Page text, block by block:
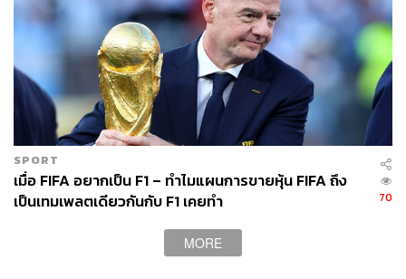
SPORT
เมื่อ FIFA อยากเป็น F1 – ทำไมแผนการขายหุ้น FIFA ถึง
เป็นเทมเพลตเดียวกันกับ F1 เคยทำ
70
MORE